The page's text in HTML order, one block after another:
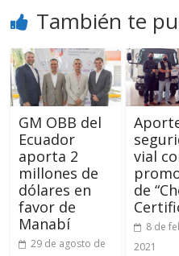
También te
GM OBB del
Ecuador
aporta 2
millones de
dólares en
favor de
Manabí
29 de agosto de
vial
de
8 de
2021